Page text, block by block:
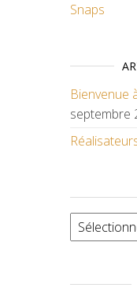
Snaps
Bienvenue
septembre
Archives